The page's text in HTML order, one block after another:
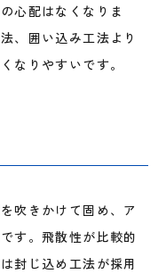
心配はなくなりま
、囲い込み工法より
なりやすいです。
吹きかけて固め、ア
す。飛散性が比較的
封じ込め工法が採用